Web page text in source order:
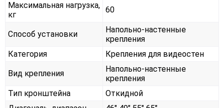
Максимальная нагрузка,
кг
60
Способ установки
Напольно-настенные
крепления
Категория
Крепления для видеостен
Вид крепления
Напольно-настенные
крепления
Тип кронштейна
Откидной